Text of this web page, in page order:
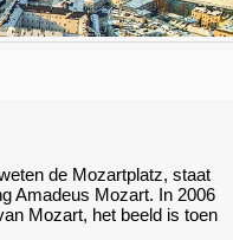
de Mozartplatz, staat
Amadeus Mozart. In 2006
Mozart, het beeld is toen